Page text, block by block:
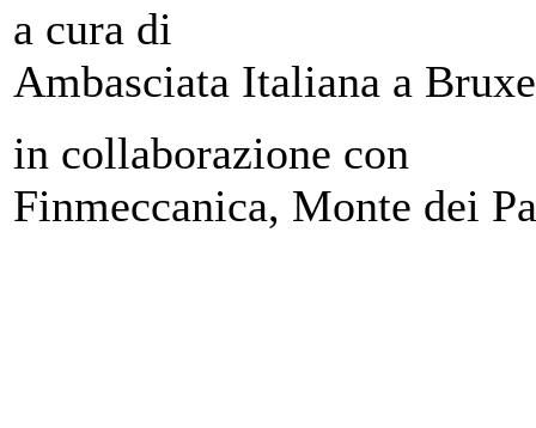
a cura di
Ambasciata Italiana a
in collaborazione con
Finmeccanica, Monte dei